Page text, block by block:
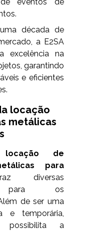
década de
a E2SA
excelência na
garantindo
e eficientes
locação
metálicas
locação de
para
diversas
para os
de ser uma
e temporária,
possibilita a